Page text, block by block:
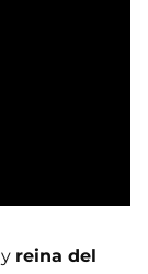
reina del